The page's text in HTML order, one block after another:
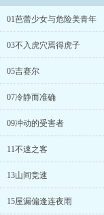
行（？）- 女主并非传
来自于“池袋西口公
然在港市，但是设定
作者喜欢临海的城市
01芭蕾少女与危险美青年
03不入虎穴焉得虎子
05吉赛尔
07冷静而准确
09冲动的受害者
11不速之客
13山间竞速
15屋漏偏逢连夜雨